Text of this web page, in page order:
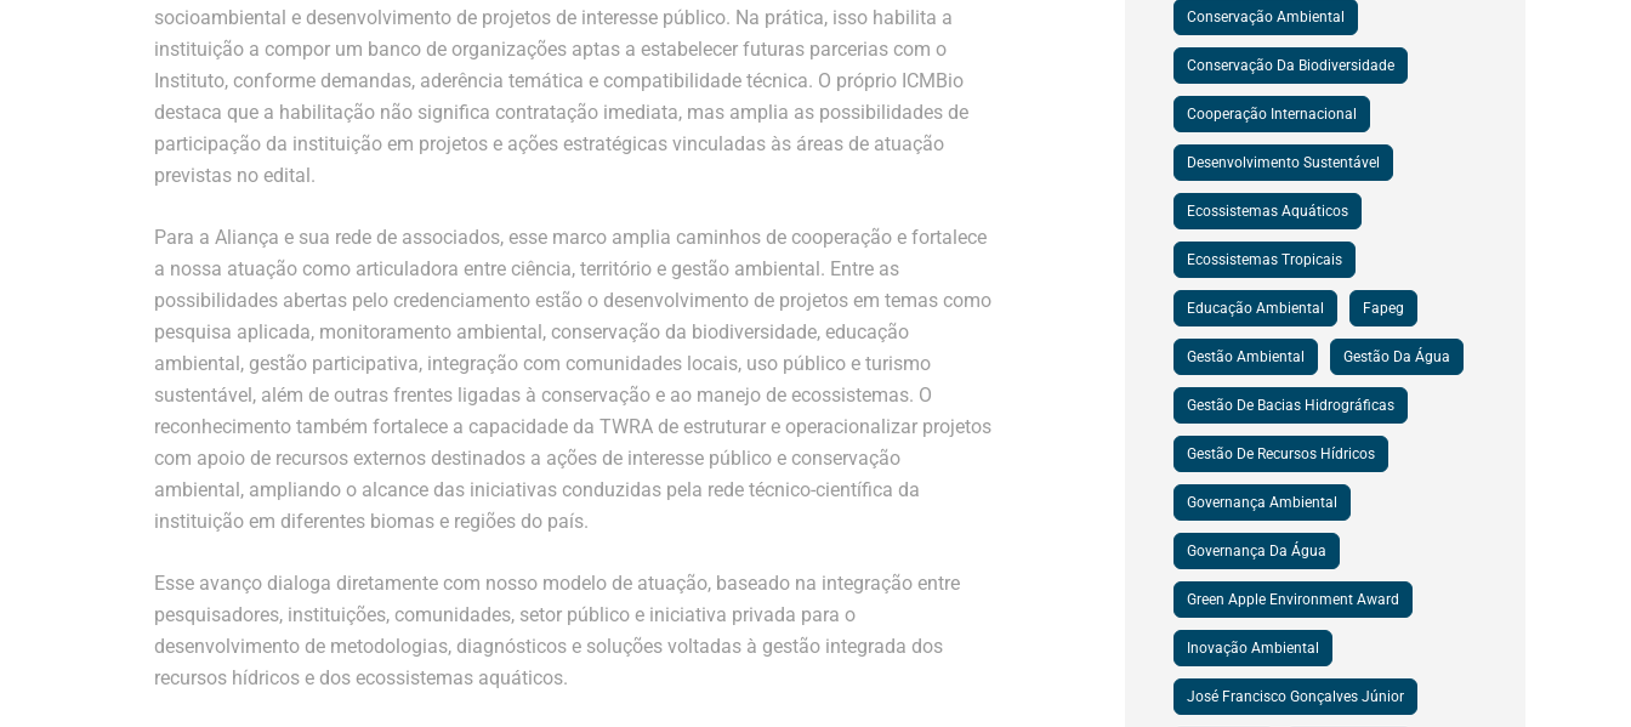
socioambiental e desenvolvimento de projetos de interesse público. Na prática, isso habilita a
instituição a compor um banco de organizações aptas a estabelecer futuras parcerias com o
Instituto, conforme demandas, aderência temática e compatibilidade técnica. O próprio ICMBio
destaca que a habilitação não significa contratação imediata, mas amplia as possibilidades de
participação da instituição em projetos e ações estratégicas vinculadas às áreas de atuação
previstas no edital.
Para a Aliança e sua rede de associados, esse marco amplia caminhos de cooperação e fortalece
a nossa atuação como articuladora entre ciência, território e gestão ambiental. Entre as
possibilidades abertas pelo credenciamento estão o desenvolvimento de projetos em temas como
pesquisa aplicada, monitoramento ambiental, conservação da biodiversidade, educação
ambiental, gestão participativa, integração com comunidades locais, uso público e turismo
sustentável, além de outras frentes ligadas à conservação e ao manejo de ecossistemas. O
reconhecimento também fortalece a capacidade da TWRA de estruturar e operacionalizar projetos
com apoio de recursos externos destinados a ações de interesse público e conservação
ambiental, ampliando o alcance das iniciativas conduzidas pela rede técnico-científica da
instituição em diferentes biomas e regiões do país.
Esse avanço dialoga diretamente com nosso modelo de atuação, baseado na integração entre
pesquisadores, instituições, comunidades, setor público e iniciativa privada para o
desenvolvimento de metodologias, diagnósticos e soluções voltadas à gestão integrada dos
recursos hídricos e dos ecossistemas aquáticos.
Conservação Ambiental
Conservação Da Biodiversidade
Cooperação Internacional
Desenvolvimento Sustentável
Ecossistemas Aquáticos
Ecossistemas Tropicais
Educação Ambiental Fapeg
Gestão Ambiental Gestão Da Água
Gestão De Bacias Hidrográficas
Gestão De Recursos Hídricos
Governança Ambiental
Governança Da Água
Green Apple Environment Award
Inovação Ambiental
José Francisco Gonçalves Júnior